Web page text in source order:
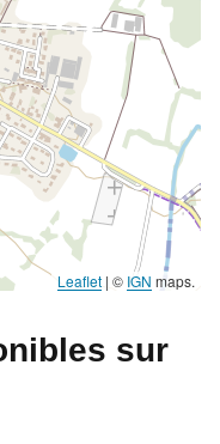
Leaflet | © IGN maps.
sur